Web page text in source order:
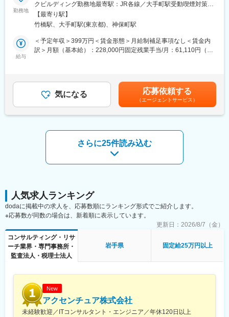
・チームコンサルティングを主眼に置いて企業支援を行っている
ため幅広い経験を積むことができます。
・スタッフ全員が「全体最適」の視点を持って仕事を行うため、
チームコンサルティングならではのシナジー効果が生み出せ、顧
客満足度も高いです。
■概要：
PwC Japanグループでは、米国法人で成果をあげていた「在宅秘
書」という働き方を2015年から導入し、現在は約80名の在宅秘書
が活躍しています。
当グループのパートナー（一般企業の役員クラス）をリモートで
■業務内容：
複数（3名～5名程度）のパートナー（一般企業の役員クラス）へ
・出張手配（国内、国外）、電話、メール対応、アポイント調整
・慶弔関係、贈答品手配、経費請求書処理、名刺管理、会議運営
■英語利用について：
アサインによってはほとんど使わないこともありますので、あら
かじめご了承ください。
ワーキングマザーがキャリアを継続し活躍中。
ご事情により短時間の中抜けや、お子様のお世話がひと段落して
から業務を再開する等、柔軟な働き方が可能になっています。
月1回（現在は木曜日）の出勤日の朝に出発し、午前10:30までに
オフィス出社日は、研修や定例ミーティングを通した情報交換
や、担当パートナーとの対面による関係構築の場になっていま
す。
■魅力：
勤務地
クビルディング勤務地最寄駅：JR各線／大手町駅受動喫煙対策：
屋内全面禁煙
【最寄り駅】
竹橋駅、大手町駅(東京都)、神保町駅
給与
＜予定年収＞399万円＜賃金形態＞月給制補足事項なし＜賃金内
訳＞月額（基本給）：228,000円固定残業手当/月：61,110円（固
間外労働分については追加で支給する。※上記は標準業績賞与込み
の金額となります。賃金はあくまでも目安の金額であり、選考を
通じて上下する可能性があります。月給(月額)は固定手当を含めた
表記です。
気になる 応募依頼する
（エージェントサービス）
さらに25件読み込む
人気求人ランキング
dodaに掲載中の求人を、応募数順にランキング形式でご紹介します。
※応募数が同数の場合は、新着順に表示しています。
更新日： 2026/8/7（金）
コンサルティング・リサ
ーチ業界・専門事務所・
監査法人・税理士法人
岩手県 固定給25万円以上
New
アクセンチュア株式会社
未経験歓迎／ITコンサルタント・エンジニア／年休120日以上